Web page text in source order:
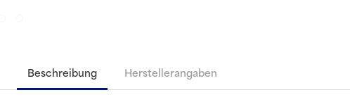
Beschreibung Herstellerangaben